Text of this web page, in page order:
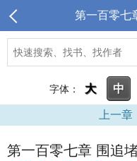
第一百零七
字体： 大 中
上一章
第一百零七章 围追